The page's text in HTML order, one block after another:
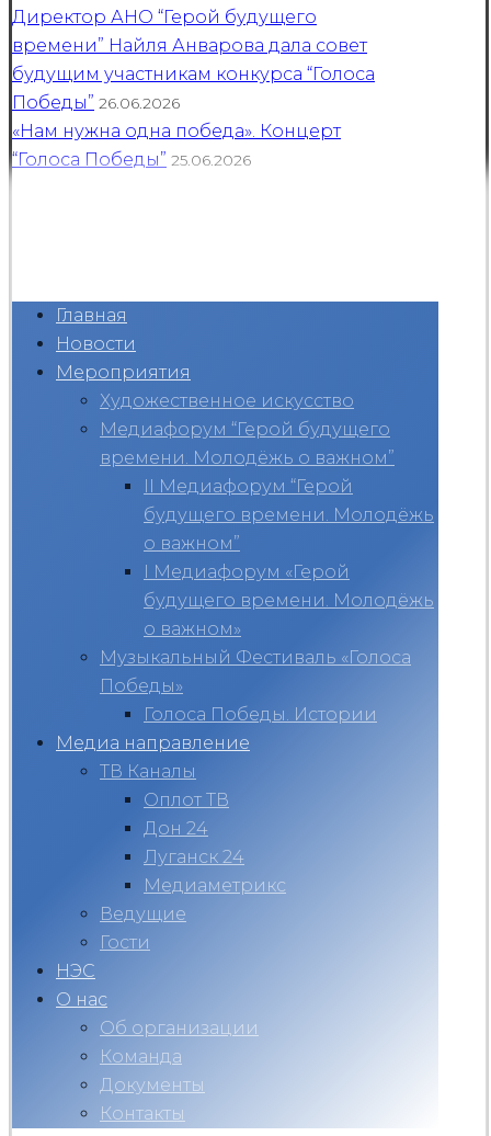
Директор АНО “Герой будущего
времени” Найля Анварова дала совет
будущим участникам конкурса “Голоса
Победы” 26.06.2026
«Нам нужна одна победа». Концерт
“Голоса Победы” 25.06.2026
Главная
Новости
Мероприятия
Художественное искусство
Медиафорум “Герой будущего
времени. Молодёжь о важном”
II Медиафорум “Герой
будущего времени. Молодёжь
о важном”
I Медиафорум «Герой
будущего времени. Молодёжь
о важном»
Музыкальный Фестиваль «Голоса
Победы»
Голоса Победы. Истории
Медиа направление
ТВ Каналы
Оплот ТВ
Дон 24
Луганск 24
Медиаметрикс
Ведущие
Гости
НЭС
О нас
Об организации
Команда
Документы
Контакты